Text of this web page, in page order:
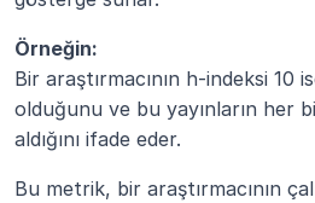
Örneğin:
Bir araştırmacının h-indeksi 10
olduğunu ve bu yayınların her
aldığını ifade eder.
Bu metrik, bir araştırmacının